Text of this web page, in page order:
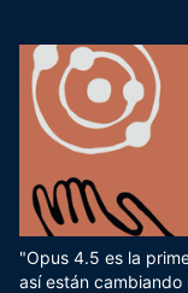
"Opus 4.5 es la
así están cambiando